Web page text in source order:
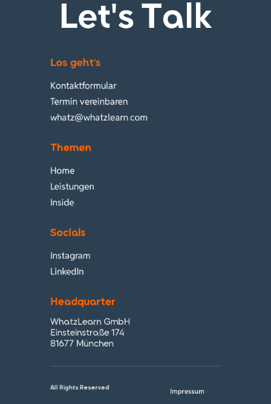
Let's Talk
Los geht's
Kontaktformular
Termin vereinbaren
whatz@whatzlearn.com
Themen
Home
Leistungen
Inside
Socials
Instagram
LinkedIn
Headquarter
WhatzLearn GmbH
Einsteinstraße 174
81677 München
All Rights Reserved
Impressum